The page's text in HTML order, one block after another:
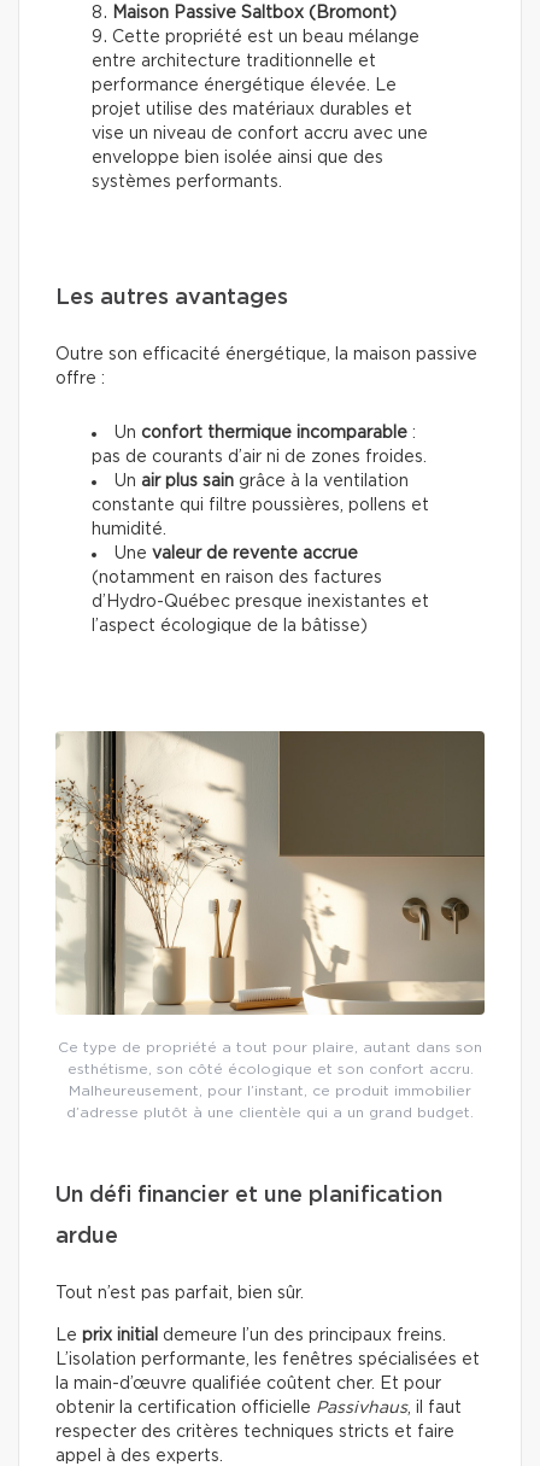
Maison Passive Saltbox (Bromont)
Cette propriété est un beau mélange
entre architecture traditionnelle et
performance énergétique élevée. Le
projet utilise des matériaux durables et
vise un niveau de confort accru avec une
enveloppe bien isolée ainsi que des
systèmes performants.
Les autres avantages
Outre son efficacité énergétique, la maison passive
offre :
Un confort thermique incomparable :
pas de courants d’air ni de zones froides.
Un air plus sain grâce à la ventilation
constante qui filtre poussières, pollens et
humidité.
Une valeur de revente accrue
(notamment en raison des factures
d’Hydro-Québec presque inexistantes et
l’aspect écologique de la bâtisse)
Ce type de propriété a tout pour plaire, autant dans son
esthétisme, son côté écologique et son confort accru.
Malheureusement, pour l’instant, ce produit immobilier
d’adresse plutôt à une clientèle qui a un grand budget.
Un défi financier et une planification
ardue
Tout n’est pas parfait, bien sûr.
Le prix initial demeure l’un des principaux freins.
L’isolation performante, les fenêtres spécialisées et
la main-d’œuvre qualifiée coûtent cher. Et pour
obtenir la certification officielle Passivhaus, il faut
respecter des critères techniques stricts et faire
appel à des experts.